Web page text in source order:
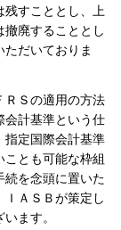
残すこととし、上
廃することとし
だいておりま
ＲＳの適用の方法
会計基準という仕
指定国際会計基準
とも可能な枠組
続を念頭に置いた
ＡＳＢが策定し
ます。